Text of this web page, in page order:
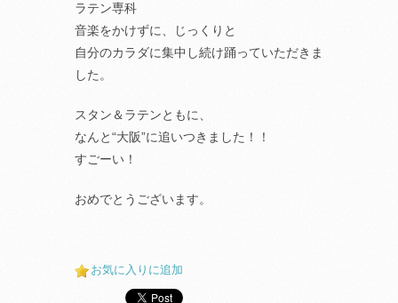
ラテン専科
音楽をかけずに、じっくりと
自分のカラダに集中し続け踊っていただきま
した。
スタン＆ラテンともに、
なんと“大阪”に追いつきました！！
すごーい！
おめでとうございます。
お気に入りに追加